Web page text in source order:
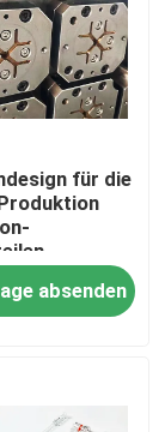
für die
absenden